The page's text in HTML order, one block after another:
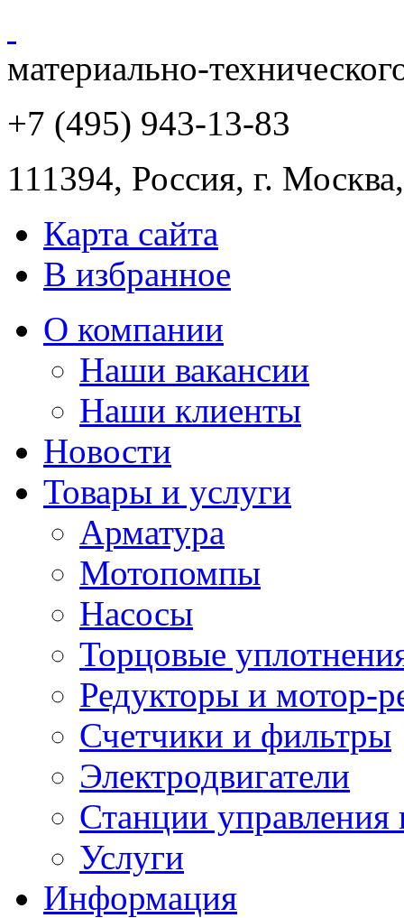
материально-
+7 (495) 943-13-83
111394, Россия, г. Москва
Карта сайта
В избранное
О компании
Наши вакансии
Наши клиенты
Новости
Товары и услуги
Арматура
Мотопомпы
Насосы
Торцовые
Редукторы и мотор-
Счетчики и фильтры
Электродвигатели
Станции управления
Услуги
Информация